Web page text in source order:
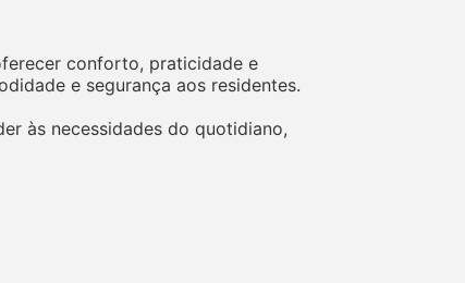
conforto, praticidade e
e segurança aos residentes.
às necessidades do quotidiano,